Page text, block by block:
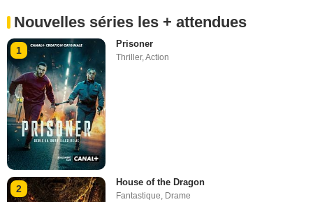
Nouvelles séries les + attendues
1
Prisoner
Thriller,Action
2
House of the Dragon
Fantastique, Drame